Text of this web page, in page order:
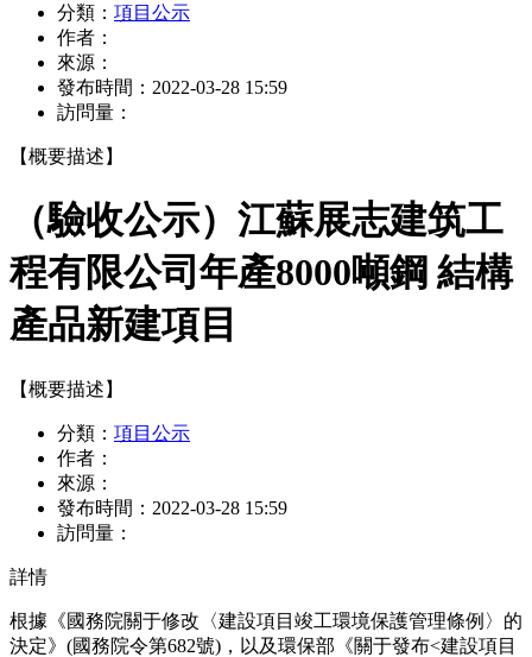
分類： 項目公示
作者：
來源：
發布時間： 2022-03-28 15:59
訪問量：
【概要描述】
（驗收公示）江蘇展志建筑工
程有限公司年產8000噸鋼 結構
產品新建項目
【概要描述】
分類： 項目公示
作者：
來源：
發布時間： 2022-03-28 15:59
訪問量：
詳情
根據《國務院關于修改〈建設項目竣工環境保護管理條例〉的
決定》(國務院令第682號)，以及環保部《關于發布<建設項目